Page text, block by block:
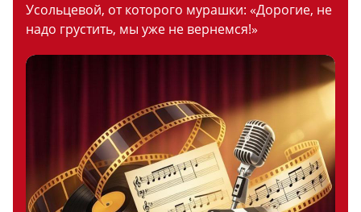
Усольцевой, от которого мурашки: «Дорогие, не
надо грустить, мы уже не вернемся!»